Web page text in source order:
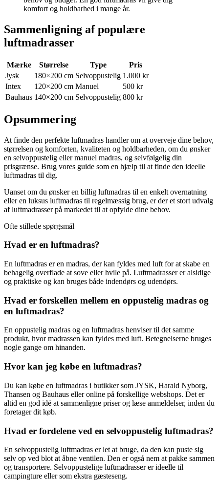
komfort og holdbarhed i mange år.
Sammenligning af populære
luftmadrasser
Mærke Størrelse Type
Pris
Jysk
180×200 cm Selvoppustelig 1.000 kr
Intex
120×200 cm Manuel
500 kr
Bauhaus 140×200 cm Selvoppustelig 800 kr
Opsummering
At finde den perfekte luftmadras handler om at overveje dine behov,
størrelsen og komforten, kvaliteten og holdbarheden, om du ønsker
en selvoppustelig eller manuel madras, og selvfølgelig din
prisgrænse. Brug vores guide som en hjælp til at finde den ideelle
luftmadras til dig.
Uanset om du ønsker en billig luftmadras til en enkelt overnatning
eller en luksus luftmadras til regelmæssig brug, er der et stort udvalg
af luftmadrasser på markedet til at opfylde dine behov.
Ofte stillede spørgsmål
Hvad er en luftmadras?
En luftmadras er en madras, der kan fyldes med luft for at skabe en
behagelig overflade at sove eller hvile på. Luftmadrasser er alsidige
og praktiske og kan bruges både indendørs og udendørs.
Hvad er forskellen mellem en oppustelig madras og
en luftmadras?
En oppustelig madras og en luftmadras henviser til det samme
produkt, hvor madrassen kan fyldes med luft. Betegnelserne bruges
nogle gange om hinanden.
Hvor kan jeg købe en luftmadras?
Du kan købe en luftmadras i butikker som JYSK, Harald Nyborg,
Thansen og Bauhaus eller online på forskellige webshops. Det er
altid en god idé at sammenligne priser og læse anmeldelser, inden du
foretager dit køb.
Hvad er fordelene ved en selvoppustelig luftmadras?
En selvoppustelig luftmadras er let at bruge, da den kan puste sig
selv op ved blot at åbne ventilen. Den er også nem at pakke sammen
og transportere. Selvoppustelige luftmadrasser er ideelle til
campingture eller som ekstra gæsteseng.